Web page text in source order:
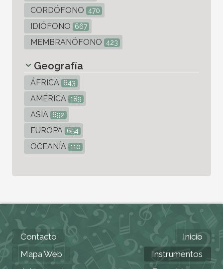
CORDÓFONO 470
IDIÓFONO 667
MEMBRANÓFONO 423
Geografía
ÁFRICA 643
AMÉRICA 189
ASIA 692
EUROPA 654
OCEANÍA 110
Contacto
Mapa Web
Inicio
Instrumentos